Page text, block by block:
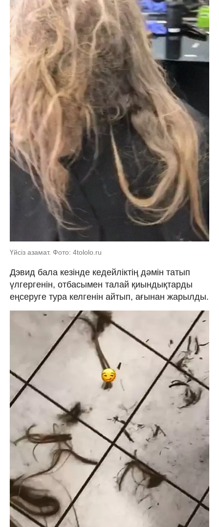
Үйсіз азамат. Фото: 4tololo.ru
Дэвид бала кезінде кедейліктің дәмін татып
үлгергенін, отбасымен талай қиындықтарды
еңсеруге тура келгенін айтып, ағынан жарылды.